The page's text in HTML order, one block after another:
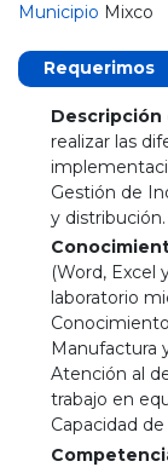
Municipio Mixco
Requerimos
realizar las
Gestión de
y distribución.
(Word, Excel
laboratorio
Manufactura
Atención al
trabajo en
Capacidad